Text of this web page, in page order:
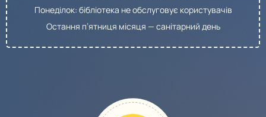
Понеділок: бібліотека не обслуговує користувачів
Остання п’ятниця місяця — санітарний день